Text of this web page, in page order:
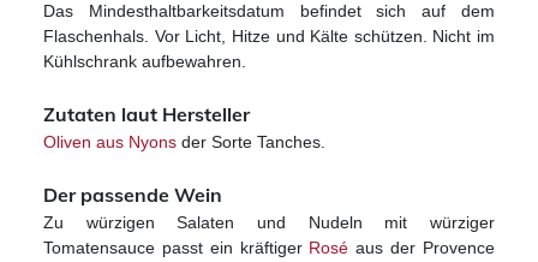
Das Mindesthaltbarkeitsdatum befindet sich auf dem
Flaschenhals. Vor Licht, Hitze und Kälte schützen. Nicht im
Kühlschrank aufbewahren.
Zutaten laut Hersteller
Oliven aus Nyons der Sorte Tanches.
Der passende Wein
Zu würzigen Salaten und Nudeln mit würziger
Tomatensauce passt ein kräftiger Rosé aus der Provence